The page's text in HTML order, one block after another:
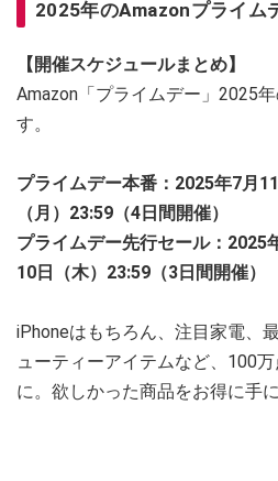
2025年のAmazonプライム
【開催スケジュールまとめ】
Amazon「プライムデー」2025
す。
プライムデー本番：2025年7月
（月）23:59（4日間開催）
プライムデー先行セール：2025
10日（木）23:59（3日間開催）
iPhoneはもちろん、注目家電、
ューティーアイテムなど、100
に。欲しかった商品をお得に手